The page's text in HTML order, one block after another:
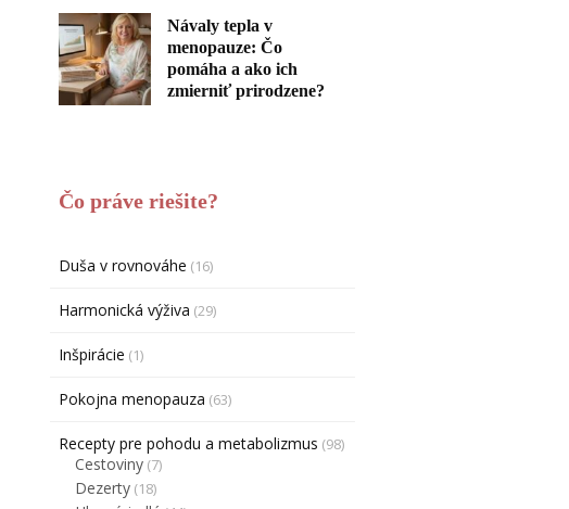
Návaly tepla v
menopauze: Čo
pomáha a ako ich
zmierniť prirodzene?
Čo práve riešite?
Duša v rovnováhe (16)
Harmonická výživa (29)
Inšpirácie (1)
Pokojna menopauza (63)
Recepty pre pohodu a metabolizmus (98)
Cestoviny (7)
Dezerty (18)